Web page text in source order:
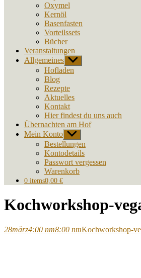
Oxymel
Kernöl
Basenfasten
Vorteilssets
Bücher
Veranstaltungen
Allgemeines Untermenü
anzeigen
Hofladen
Blog
Rezepte
Aktuelles
Kontakt
Hier findest du uns auch
Übernachten am Hof
Mein Konto Untermenü
anzeigen
Bestellungen
Kontodetails
Passwort vergessen
Warenkorb
0 items0,00 €
Kochworkshop-
28märz4:00 nm8:00 nmKochworkshop-